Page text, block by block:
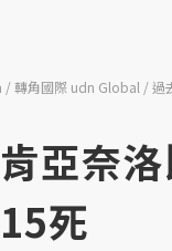
轉角國際 udn Global 過
肯亞奈
15死